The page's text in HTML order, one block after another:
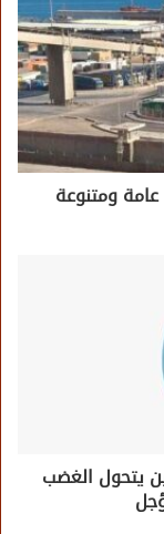
بضائع عامة ومتنوعة
يتحول الغضب